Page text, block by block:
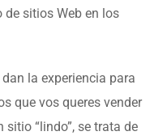
de sitios Web en los
dan la experiencia para
que vos queres vender
“lindo”, se trata de